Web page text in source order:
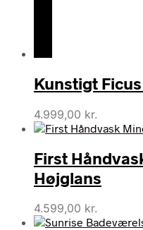
Kunstigt
4.999,00 kr.
First
Højglans
4.599,00 kr.